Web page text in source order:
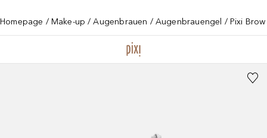
Homepage Make-up Augenbrauen Augenbrauengel Pixi